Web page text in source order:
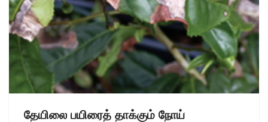
தேயிலை பயிரைத் தாக்கும் நோய்